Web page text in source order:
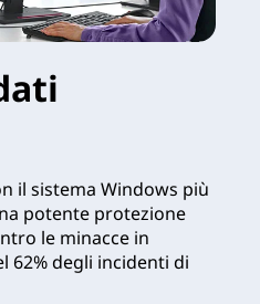
il sistema Windows più
potente protezione
le minacce in
62% degli incidenti di